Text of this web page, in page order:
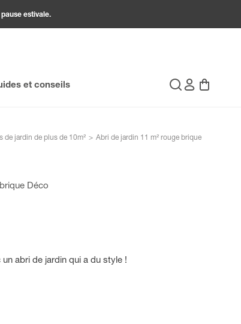
estivale.
et conseils
Recherche
Connexion
Panier
de jardin de plus de 10m² > Abri de jardin 11 m² rouge brique
Déco
abri de jardin qui a du style !